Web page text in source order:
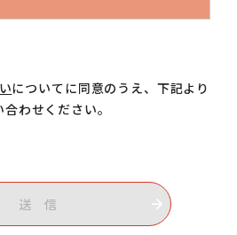
についてに同意のうえ、下記より
わせください。
送 信